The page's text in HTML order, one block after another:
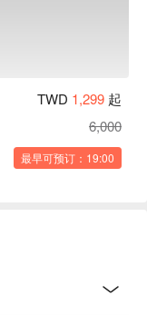
TWD 1,299 起
6,000
最早可预订：19:00